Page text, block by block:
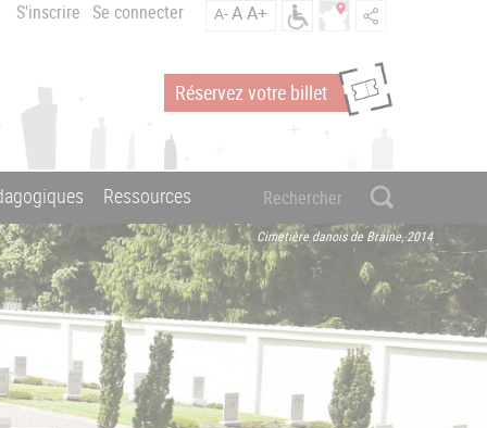
S'inscrire Se connecter A-AA+
Réservez votre billet
Ressources
Cimetière danois de Braine, 2014